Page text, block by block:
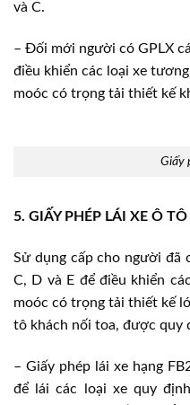
và C.
– Đối mới người có GPLX
điều khiển các loại xe
moóc có trọng tải thiết kế
Giấy
5. GIẤY PHÉP LÁI XE Ô
Sử dụng cấp cho người đã
C, D và E để điều khiển
moóc có trọng tải thiết kế
tô khách nối toa, được quy
– Giấy phép lái xe hạng
để lái các loại xe quy